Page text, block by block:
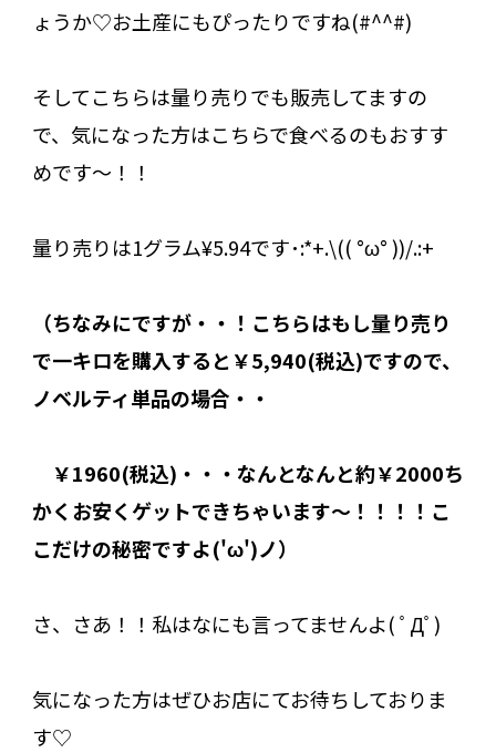
ょうか♡お土産にもぴったりですね(#^^#)
そしてこちらは量り売りでも販売してますの
で、気になった方はこちらで食べるのもおすす
めです～！！
量り売りは1グラム¥5.94です･:*+.\(( °ω° ))/.:+
（ちなみにですが・・！こちらはもし量り売り
で一キロを購入すると￥5,940(税込)ですので、
ノベルティ単品の場合・・
￥1960(税込)・・・なんとなんと約￥2000ち
かくお安くゲットできちゃいます～！！！！こ
こだけの秘密ですよ('ω')ノ）
さ、さあ！！私はなにも言ってませんよ( ﾟДﾟ)
気になった方はぜひお店にてお待ちしておりま
す♡